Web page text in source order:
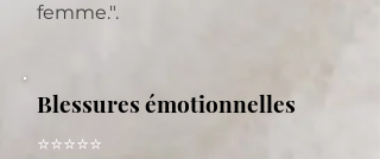
femme.".
Blessures émotionnelles
⭐⭐⭐⭐⭐